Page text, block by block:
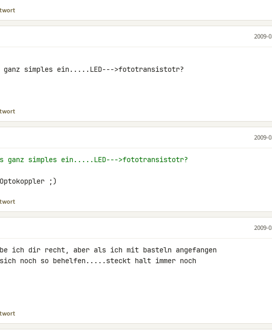
2009-
simples ein.....LED--->fototransistotr?
2009-
simples ein.....LED--->fototransistotr?
;)
2009-
ich dir recht, aber als ich mit basteln angefangen
sich noch so behelfen.....steckt halt immer noch